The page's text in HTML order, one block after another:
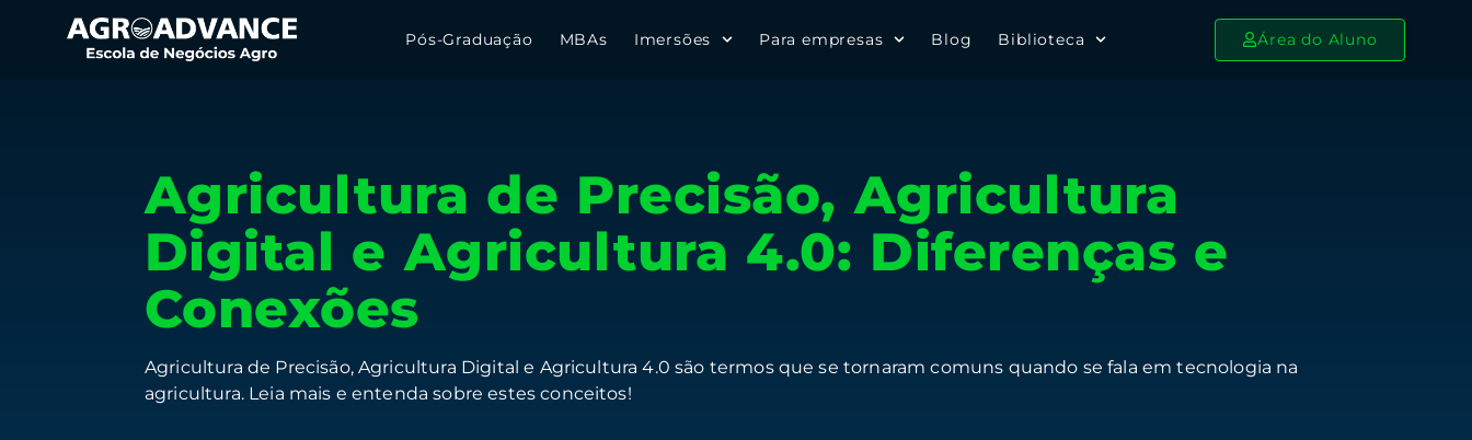
Pós-Graduação MBAs Imersões Para empresas Blog Biblioteca Área do Aluno
Agricultura de Precisão, Agricultura
Digital e Agricultura 4.0: Diferenças e
Conexões
Agricultura de Precisão, Agricultura Digital e Agricultura 4.0 são termos que se tornaram comuns quando se fala em tecnologia na
agricultura. Leia mais e entenda sobre estes conceitos!